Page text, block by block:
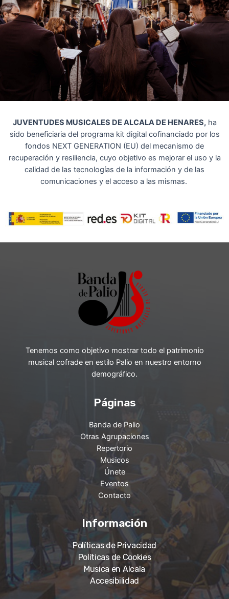
JUVENTUDES MUSICALES DE ALCALA DE HENARES,ha
sido beneficiaria del programa kit digital cofinanciado por los
fondos NEXT GENERATION (EU) del mecanismo de
recuperación y resiliencia, cuyo objetivo es mejorar el uso y la
calidad de las tecnologías de la información y de las
comunicaciones y el acceso a las mismas.
Tenemos como objetivo mostrar todo el patrimonio
musical cofrade en estilo Palio en nuestro entorno
demográfico.
Páginas
Banda de Palio
Otras Agrupaciones
Repertorio
Musicos
Únete
Eventos
Contacto
Información
Políticas de Privacidad
Políticas de Cookies
Musica en Alcala
Accesibilidad